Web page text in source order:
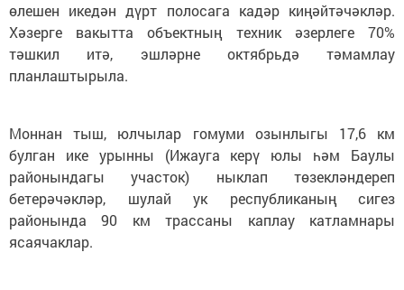
өлешен икедән дүрт полосага кадәр киңәйтәчәкләр.
Хәзерге вакытта объектның техник әзерлеге 70%
тәшкил итә, эшләрне октябрьдә тәмамлау
планлаштырыла.
Моннан тыш, юлчылар гомуми озынлыгы 17,6 км
булган ике урынны (Ижауга керү юлы һәм Баулы
районындагы участок) ныклап төзекләндереп
бетерәчәкләр, шулай ук республиканың сигез
районында 90 км трассаны каплау катламнары
ясаячаклар.